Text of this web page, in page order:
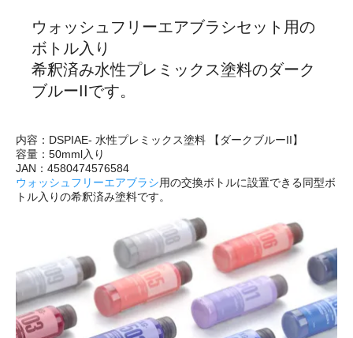
ウォッシュフリーエアブラシセット用の
ボトル入り
希釈済み水性プレミックス塗料のダーク
ブルーIIです。
内容：DSPIAE- 水性プレミックス塗料 【ダークブルーII】
容量：50mml入り
JAN：4580474576584
ウォッシュフリーエアブラシ用の交換ボトルに設置できる同型ボ
トル入りの希釈済み塗料です。